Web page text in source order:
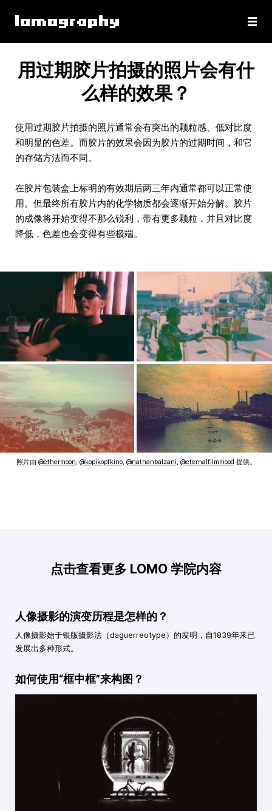
用过期胶片拍摄的照片会有什
么样的效果？
使用过期胶片拍摄的照片通常会有突出的颗粒感、低对比度
和明显的色差。而胶片的效果会因为胶片的过期时间，和它
的存储方法而不同。
在胶片包装盒上标明的有效期后两三年内通常都可以正常使
用。但最终所有胶片内的化学物质都会逐渐开始分解。胶片
的成像将开始变得不那么锐利，带有更多颗粒，并且对比度
降低，色差也会变得有些极端。
照片由 @ethermoon, @kopikopfkino, @nathanbalzani, @eternalfilmmood 提供。
点击查看更多 LOMO 学院内容
人像摄影的演变历程是怎样的？
人像摄影始于银版摄影法（daguerreotype）的发明，自1839年来已
发展出多种形式。
如何使用“框中框”来构图？